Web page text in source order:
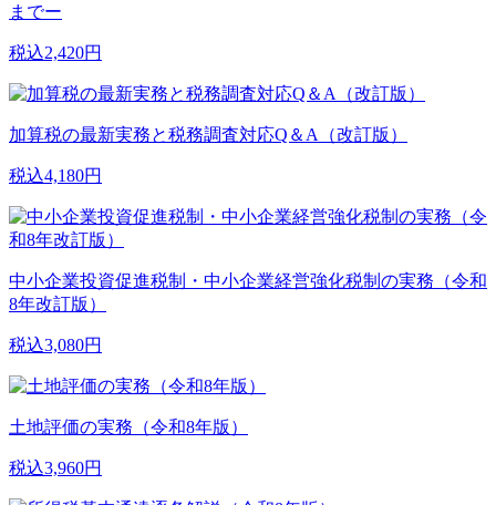
までー
税込2,420円
加算税の最新実務と税務調査対応Q＆A（改訂版）
税込4,180円
中小企業投資促進税制・中小企業経営強化税制の実務（令和
8年改訂版）
税込3,080円
土地評価の実務（令和8年版）
税込3,960円